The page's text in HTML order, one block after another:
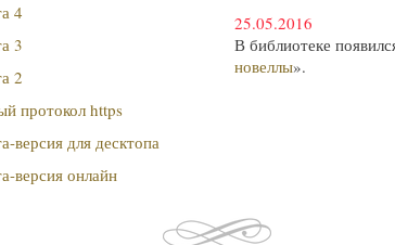
4
3
2
протокол https
версия для десктопа
версия онлайн
25.05.2016
В библиотеке
новеллы».